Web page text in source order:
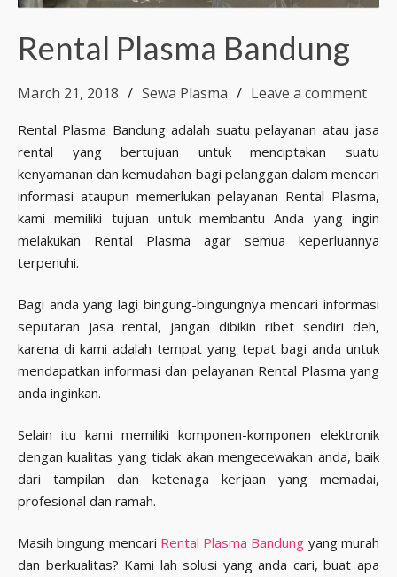
Rental Plasma Bandung
March 21, 2018 Sewa Plasma Leave a comment
Rental Plasma Bandung adalah suatu pelayanan atau jasa
rental yang bertujuan untuk menciptakan suatu
kenyamanan dan kemudahan bagi pelanggan dalam mencari
informasi ataupun memerlukan pelayanan Rental Plasma,
kami memiliki tujuan untuk membantu Anda yang ingin
melakukan Rental Plasma agar semua keperluannya
terpenuhi.
Bagi anda yang lagi bingung-bingungnya mencari informasi
seputaran jasa rental, jangan dibikin ribet sendiri deh,
karena di kami adalah tempat yang tepat bagi anda untuk
mendapatkan informasi dan pelayanan Rental Plasma yang
anda inginkan.
Selain itu kami memiliki komponen-komponen elektronik
dengan kualitas yang tidak akan mengecewakan anda, baik
dari tampilan dan ketenaga kerjaan yang memadai,
profesional dan ramah.
Masih bingung mencari Rental Plasma Bandung yang murah
dan berkualitas? Kami lah solusi yang anda cari, buat apa